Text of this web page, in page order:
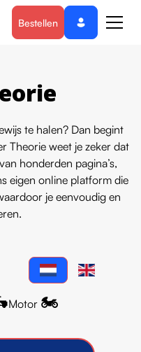
Bestellen
te halen? Dan begint
Theorie weet je zeker dat
honderden pagina’s,
eigen online platform die
je eenvoudig en
Motor 🏍️